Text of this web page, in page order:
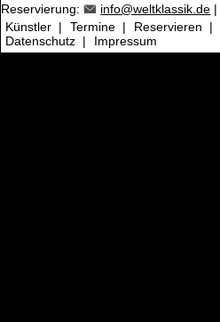
Reservierung: info@weltklassik.de |
Künstler | Termine | Reservieren |
Datenschutz | Impressum